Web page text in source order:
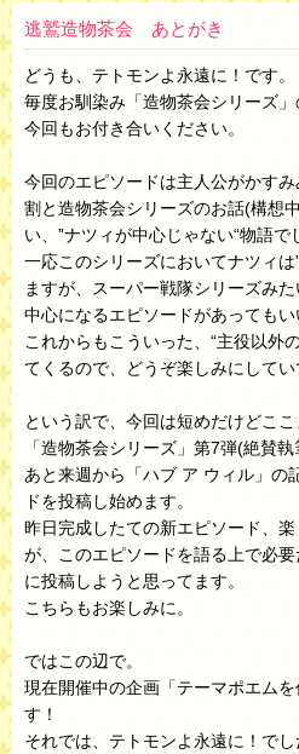
逃鷲造物茶会 あとがき
どうも、テトモンよ永遠に！です。
毎度お馴染み「造物茶会シリーズ」
今回もお付き合いください。
今回のエピソードは主人公がかすみ
割と造物茶会シリーズのお話(構想
い、”ナツィが中心じゃない“物語で
一応このシリーズにおいてナツィ
ますが、スーパー戦隊シリーズみ
中心になるエピソードがあってもい
これからもこういった、“主役以外
てくるので、どうぞ楽しみにしてい
という訳で、今回は短めだけどここ
「造物茶会シリーズ」第7弾(絶賛執
あと来週から「ハブ ア ウィル」の
ドを投稿し始めます。
昨日完成したての新エピソード、
が、このエピソードを語る上で必
に投稿しようと思ってます。
こちらもお楽しみに。
ではこの辺で。
現在開催中の企画「テーマポエム
す！
それでは、テトモンよ永遠に！でし